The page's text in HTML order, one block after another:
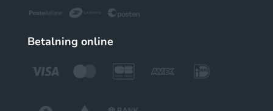
Betalning online